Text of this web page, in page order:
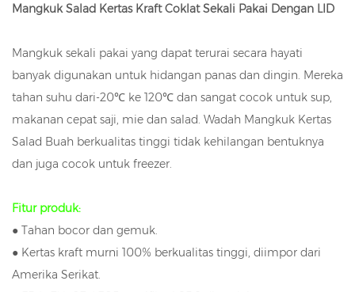
Mangkuk Salad Kertas Kraft Coklat Sekali Pakai Dengan LID
Mangkuk sekali pakai yang dapat terurai secara hayati
banyak digunakan untuk hidangan panas dan dingin. Mereka
tahan suhu dari-20℃ ke 120℃ dan sangat cocok untuk sup,
makanan cepat saji, mie dan salad. Wadah Mangkuk Kertas
Salad Buah berkualitas tinggi tidak kehilangan bentuknya
dan juga cocok untuk freezer.
Fitur produk:
● Tahan bocor dan gemuk.
● Kertas kraft murni 100% berkualitas tinggi, diimpor dari
Amerika Serikat.